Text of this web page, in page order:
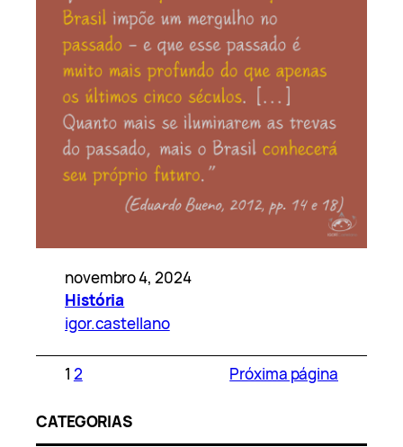
novembro 4, 2024
História
igor.castellano
1 2 Próxima página
CATEGORIAS